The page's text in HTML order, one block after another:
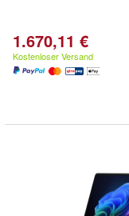
1.670,11 €
Kostenloser Versand